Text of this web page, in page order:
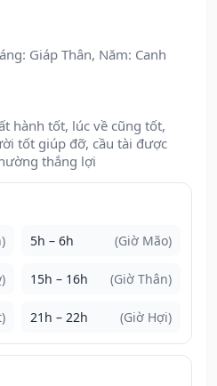
Giáp Thân, Năm: Canh
hành tốt, lúc về cũng tốt,
tốt giúp đỡ, cầu tài được
thắng lợi
5h – 6h (Giờ Mão)
15h – 16h (Giờ Thân)
21h – 22h (Giờ Hợi)